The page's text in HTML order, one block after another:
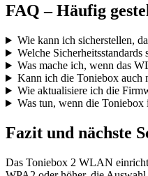
FAQ – Häufig
Wie kann ich sicherstellen,
Welche
Was mache ich, wenn das
Kann ich die Toniebox
Wie aktualisiere ich die
Was tun, wenn die
Fazit und nächste
Das Toniebox 2 WLAN